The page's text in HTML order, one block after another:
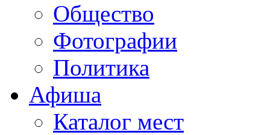
Общество
Фотографии
Политика
Афиша
Каталог мест